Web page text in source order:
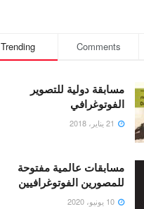
Trending Comments
مسابقة دولية للتصوير
الفوتوغرافي
مسابقات عالمية مفتوحة
للمصورين الفوتوغرافيين